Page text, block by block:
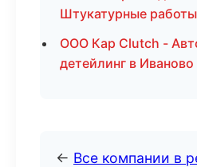
Штукатурные
ООО Кар Clutch -
детейлинг в Иваново
← Все компании в